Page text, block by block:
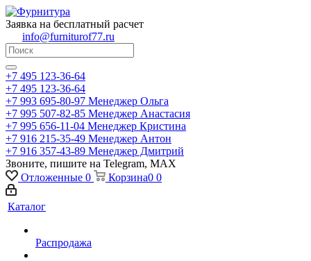
Заявка на бесплатный расчет
info@furniturof77.ru
+7 495 123-36-64
+7 495 123-36-64
+7 993 695-80-97 Менеджер Ольга
+7 995 507-82-85 Менеджер Анастасия
+7 995 656-11-04 Менеджер Кристина
+7 916 215-35-49 Менеджер Антон
+7 916 357-43-89 Менеджер Дмитрий
Звоните, пишите на Telegram, MAX
Отложенные 0 Корзина0 0
Каталог
Распродажа